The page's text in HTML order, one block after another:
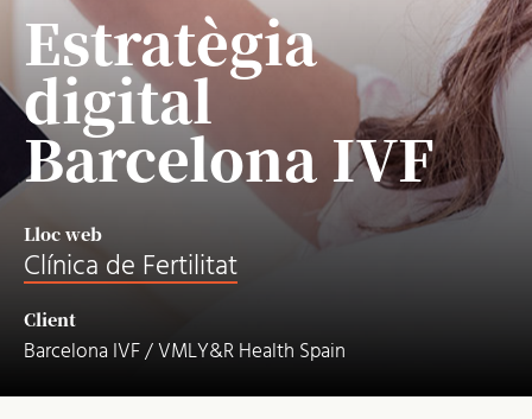
Estratègia
digital
Barcelona IVF
Lloc web
Clínica de Fertilitat
Client
Barcelona IVF / VMLY&R Health Spain